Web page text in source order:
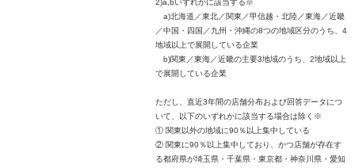
2)a,bいずれかに該当する※
a)北海道／東北／関東／甲信越・北陸／東海／近畿
／中国・四国／九州・沖縄の8つの地域区分のうち、4
地域以上で展開している企業
b)関東／東海／近畿の主要3地域のうち、2地域以上
で展開している企業
ただし、直近3年間の店舗分布および回答データにつ
いて、以下のいずれかに該当する場合は除く※
① 関東以外の地域に90％以上集中している
② 関東に90％以上集中しており、かつ店舗が存在す
る都府県が埼玉県・千葉県・東京都・神奈川県・愛知